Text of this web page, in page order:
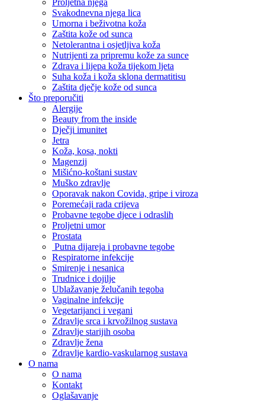
Proljetna njega
Svakodnevna njega lica
Umorna i beživotna koža
Zaštita kože od sunca
Netolerantna i osjetljiva koža
Nutrijenti za pripremu kože za sunce
Zdrava i lijepa koža tijekom ljeta
Suha koža i koža sklona dermatitisu
Zaštita dječje kože od sunca
Što preporučiti
Alergije
Beauty from the inside
Dječji imunitet
Jetra
Koža, kosa, nokti
Magenzij
Mišićno-koštani sustav
Muško zdravlje
Oporavak nakon Covida, gripe i viroza
Poremećaji rada crijeva
Probavne tegobe djece i odraslih
Proljetni umor
Prostata
Putna dijareja i probavne tegobe
Respiratorne infekcije
Smirenje i nesanica
Trudnice i dojilje
Ublažavanje želučanih tegoba
Vaginalne infekcije
Vegetarijanci i vegani
Zdravlje srca i krvožilnog sustava
Zdravlje starijih osoba
Zdravlje žena
Zdravlje kardio-vaskularnog sustava
O nama
O nama
Kontakt
Oglašavanje